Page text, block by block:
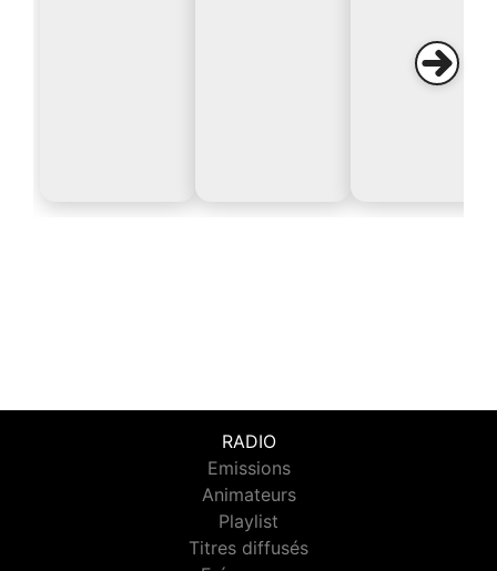
RADIO
Emissions
Animateurs
Playlist
Titres diffusés